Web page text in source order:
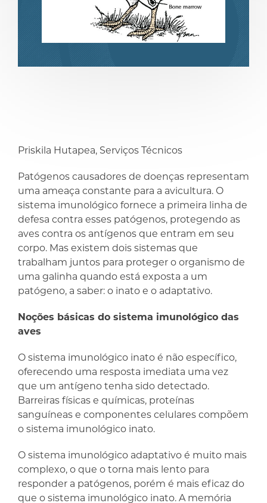
compartilharcompartilhar
Priskila Hutapea, Serviços Técnicos
Patógenos causadores de doenças representam
uma ameaça constante para a avicultura. O
sistema imunológico fornece a primeira linha de
defesa contra esses patógenos, protegendo as
aves contra os antígenos que entram em seu
corpo. Mas existem dois sistemas que
trabalham juntos para proteger o organismo de
uma galinha quando está exposta a um
patógeno, a saber: o inato e o adaptativo.
Noções básicas do sistema imunológico das
aves
O sistema imunológico inato é não específico,
oferecendo uma resposta imediata uma vez
que um antígeno tenha sido detectado.
Barreiras físicas e químicas, proteínas
sanguíneas e componentes celulares compõem
o sistema imunológico inato.
O sistema imunológico adaptativo é muito mais
complexo, o que o torna mais lento para
responder a patógenos, porém é mais eficaz do
que o sistema imunológico inato. A memória